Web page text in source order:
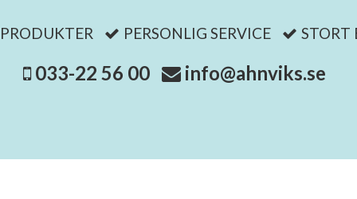
PERSONLIG SERVICE STORT
033-22 56 00 info@ahnviks.se